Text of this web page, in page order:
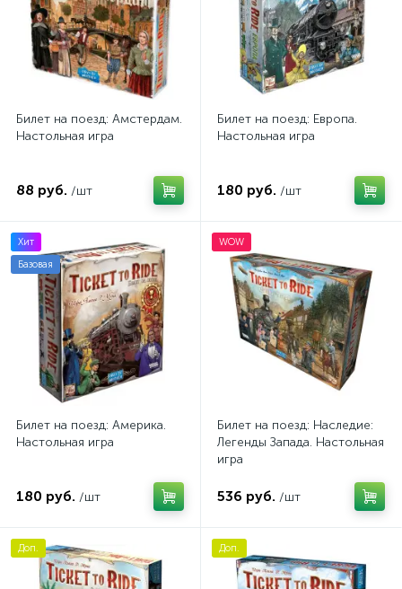
Билет на поезд: Амстердам.
Настольная игра
88 руб. /шт
Билет на поезд: Европа.
Настольная игра
180 руб. /шт
Хит
Базовая
Билет на поезд: Америка.
Настольная игра
180 руб. /шт
WOW
Билет на поезд: Наследие:
Легенды Запада. Настольная
игра
536 руб. /шт
Доп. Доп.